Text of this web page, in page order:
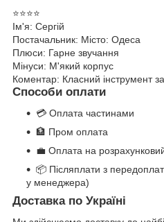
⭐⭐⭐⭐
Ім'я: Сергій
Постачальник: Місто: Одеса
Плюси: Гарне звучання
Мінуси: М'який корпус
Коментар: Класний інструмент
Способи оплати
💳 Оплата частинами
🏦 Пром оплата
💼 Оплата на
📦 Післяплати з
у менеджера)
Доставка по Україні